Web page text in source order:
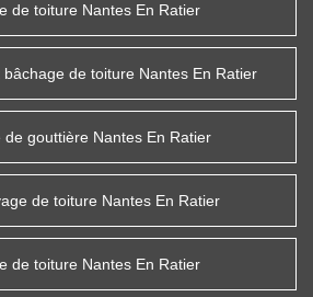
de toiture Nantes En Ratier
de toiture Nantes En Ratier
de gouttière Nantes En Ratier
de toiture Nantes En Ratier
de toiture Nantes En Ratier